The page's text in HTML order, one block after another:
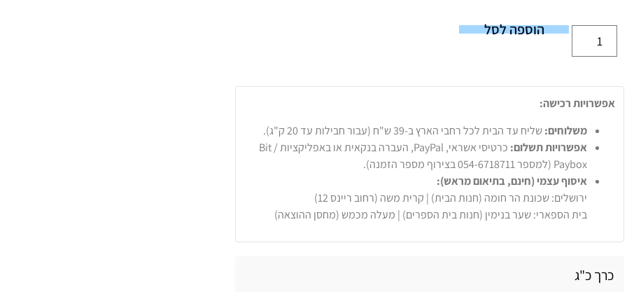
הוספה לסל
אפשרויות רכישה:
משלוחים:שליח עד הבית לכל רחבי הארץ ב-39 ש"ח (עבור חבילות עד 20 ק"ג).
אפשרויות תשלום:
כרטיסי אשראי, PayPal, העברה בנקאית או באפליקציות Bit /
Paybox (למספר 054-6718711 בצירוף מספר הזמנה).
איסוף עצמי (חינם, בתיאום מראש):
ירושלים: שכונת הר חומה (חנות הבית) | קרית משה (רחוב ריינס 12)
בית הספארי: שער בנימין (חנות בית הספרים) | מעלה מכמש (מחסן ההוצאה)
כרך כ"ג